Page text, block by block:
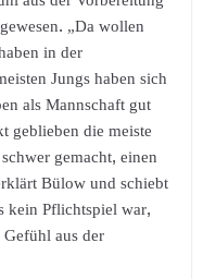
„Da wollen
in der
Jungs haben sich
als Mannschaft gut
geblieben die meiste
gemacht, einen
Bülow und schiebt
kein Pflichtspiel war,
aus der